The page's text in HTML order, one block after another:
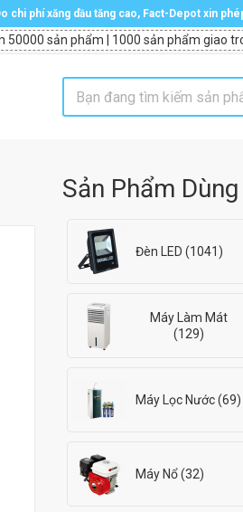
chi phí xăng dầu tăng cao, Fact-Depot xin
50000 sản phẩm | 1000 sản phẩm giao
Sản Phẩm
Đèn LED (1041)
Máy Làm Mát
(129)
Máy Lọc Nước (69)
Máy Nổ (32)